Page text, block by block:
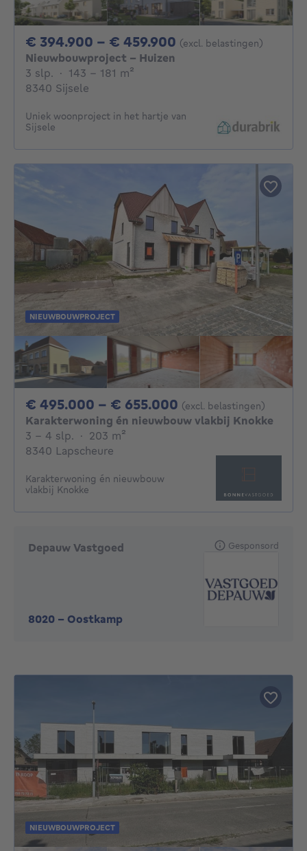
€ 394.900 - € 459.900 Van 394900€ Tot
(excl. belastingen)
Nieuwbouwproject - Huizen
3 slp. 3 slaapkamers
· 143 - 181 m²
8340 Sijsele
Uniek woonproject in het hartje van
Sijsele
NIEUWBOUWPROJECT
€ 495.000 - € 655.000 Van 495000€ Tot
(excl. belastingen)
Karakterwoning én nieuwbouw vlakbij Knokke
3 - 4 Slaapkamers
3 - 4 slp. · 203 m²
8340 Lapscheure
Karakterwoning én nieuwbouw
vlakbij Knokke
Depauw Vastgoed
8020 - Oostkamp
Gesponsord
NIEUWBOUWPROJECT